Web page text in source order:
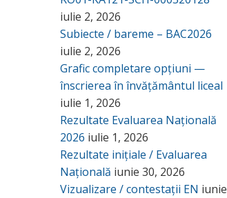
iulie 2, 2026
Subiecte / bareme – BAC2026
iulie 2, 2026
Grafic completare opțiuni —
înscrierea în învățământul liceal
iulie 1, 2026
Rezultate Evaluarea Națională
2026 iulie 1, 2026
Rezultate inițiale / Evaluarea
Națională iunie 30, 2026
Vizualizare / contestații EN iunie